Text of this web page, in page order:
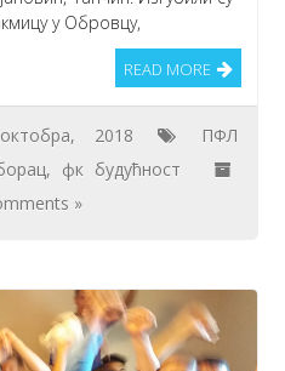
у Обровцу,
READ MORE
2018
ПФЛ
, фк будућност
»